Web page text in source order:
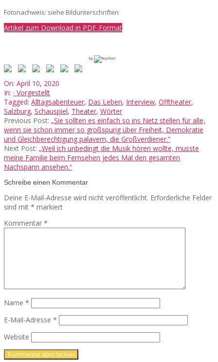
Fotonachweis: siehe Bildunterschriften
Artikel zum Download in PDF-Format
by
2020-
04-
10
On: April 10, 2020
In: · Vorgestellt
Tagged: Alltagsabenteuer, Das Leben, Interview, Offtheater,
Salzburg, Schauspiel, Theater, Wörter
Previous Post: „Sie sollten es einfach so ins Netz stellen für alle,
wenn sie schon immer so großspurig über Freiheit, Demokratie
und Gleichberechtigung palavern, die Großverdiener.“
Next Post: „Weil ich unbedingt die Musik hören wollte, musste
meine Familie beim Fernsehen jedes Mal den gesamten
Nachspann ansehen.“
Schreibe einen Kommentar
Deine E-Mail-Adresse wird nicht veröffentlicht. Erforderliche Felder
sind mit * markiert
Kommentar *
Name *
E-Mail-Adresse *
Website